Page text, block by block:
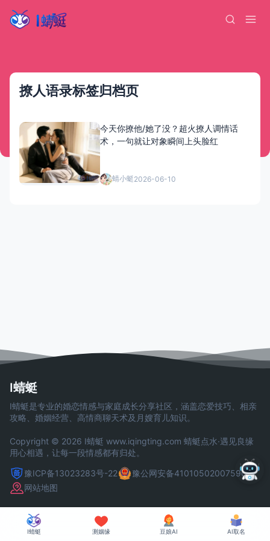
撩人语录标签归档页
今天你撩他/她了没？超火撩人调情话
术，一句就让对象瞬间上头脸红
蜻小蜓2026-06-10
I蜻蜓
I蜻蜓是专业的婚恋情感与家庭成长分享社区，涵盖恋爱技巧、相亲
攻略、婚姻经营、高情商聊天术及月嫂育儿知识。
Copyright © 2026 I蜻蜓 www.iqingting.com 蜻蜓点水·遇见良缘
用心相遇，让每一段情感都有归处。
豫ICP备13023283号-22
豫公网安备41010502007590号
网站地图
I蜻蜓 测姻缘 豆娘AI AI取名